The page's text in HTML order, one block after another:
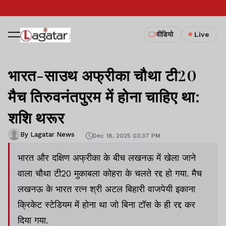
वीडियो Live
भारत-साउथ अफ्रीका चौथा टी20
मैच तिरुवनंतपुरम में होना चाहिए था:
शशि थरूर
By Lagatar News Dec 18, 2025 03:37 PM
भारत और दक्षिण अफ्रीका के बीच लखनऊ में खेला जाने
वाला चौथा टी20 मुकाबला कोहरा के चलते रद्द हो गया. मैच
लखनऊ के भारत रत्न श्री अटल बिहारी वाजपेयी इकाना
क्रिकेट स्टेडियम में होना था जो बिना टॉस के ही रद्द कर
दिया गया.